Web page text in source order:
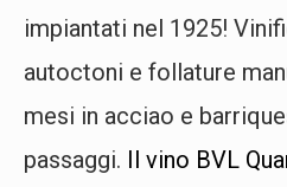
impiantati nel 1925!
autoctoni e follature
mesi in acciao e
passaggi. Il vino BVL